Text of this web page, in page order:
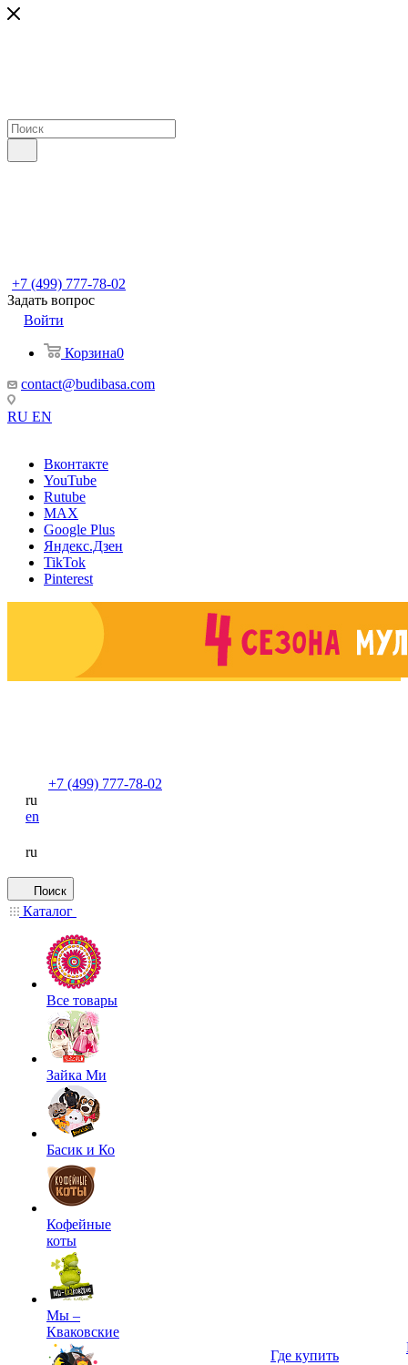
+7 (499) 777-78-02
Задать вопрос
Войти
Корзина0
contact@budibasa.com
RU EN
Вконтакте
YouTube
Rutube
MAX
Google Plus
Яндекс.Дзен
TikTok
Pinterest
+7 (499) 777-78-02
ru
en
ru
Поиск
Каталог
Все товары
Зайка Ми
Басик и Ко
Кофейные
коты
Мы –
Кваковские
Где купить